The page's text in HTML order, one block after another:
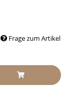
Frage zum Artikel